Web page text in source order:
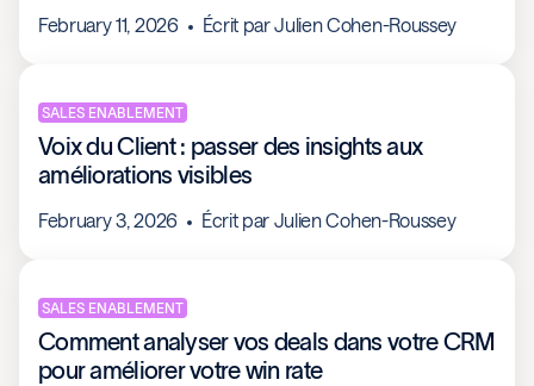
February 11, 2026 Écrit parJulien Cohen-Roussey
SALES ENABLEMENT
Voix du Client : passer des insights aux
améliorations visibles
February 3, 2026 Écrit par Julien Cohen-Roussey
SALES ENABLEMENT
Comment analyser vos deals dans votre CRM
pour améliorer votre win rate